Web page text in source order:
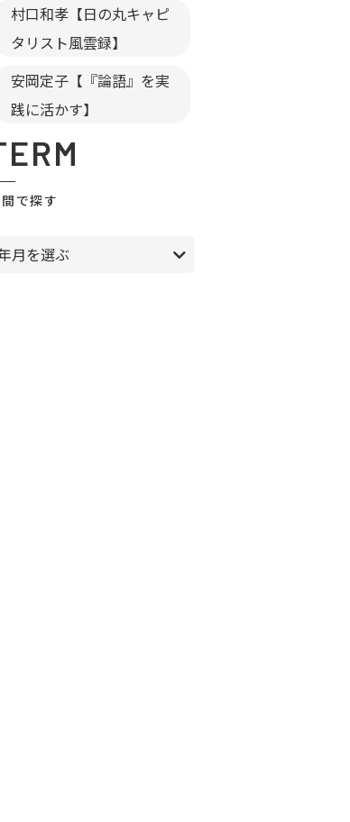
村口和孝【日の丸キャピ
タリスト風雲録】
安岡定子【『論語』を実
践に活かす】
で探す
月を選ぶ